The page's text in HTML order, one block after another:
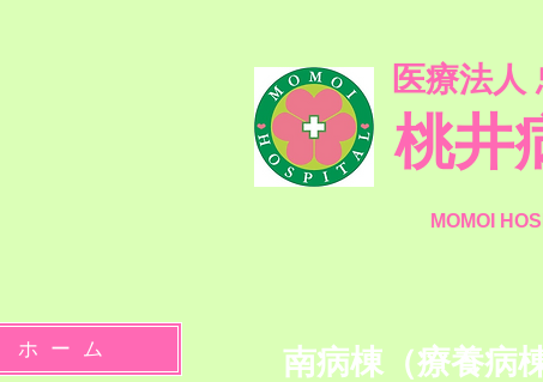
医療法人
桃井
MOMOI
南病棟（療養病棟
ホ ー ム